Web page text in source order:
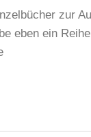
zur
eben ein